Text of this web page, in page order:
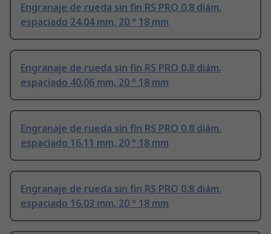
Engranaje de rueda sin fin RS PRO 0.8 diám.
espaciado 24.04 mm, 20 ° 18 mm
Engranaje de rueda sin fin RS PRO 0.8 diám.
espaciado 40.06 mm, 20 ° 18 mm
Engranaje de rueda sin fin RS PRO 0.8 diám.
espaciado 16.11 mm, 20 ° 18 mm
Engranaje de rueda sin fin RS PRO 0.8 diám.
espaciado 16.03 mm, 20 ° 18 mm